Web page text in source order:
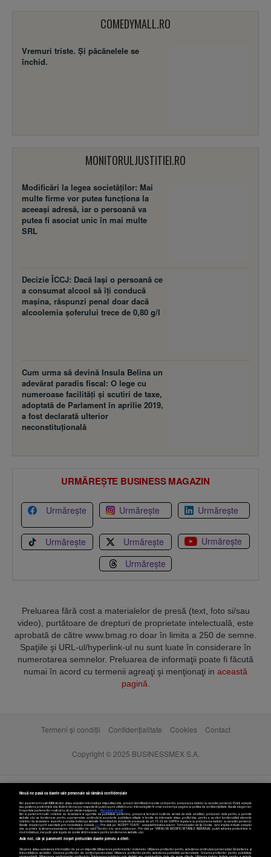
COMEDYMALL.RO
Vremuri triste. Şi păcănelele se
închid.
MONITORULJUSTITIEI.RO
Modificări la legea societăţilor: Mai
multe firme vor putea funcţiona la
aceeaşi adresă, iar o persoană va
putea fi asociat unic în mai multe
SRL
Decizie ÎCCJ: Dacă laşi o persoană ce
a consumat alcool să îţi conducă
maşina, răspunzi penal doar dacă
alcoolemia şoferului trece de 0,80 g/l
Cum urma să devină Insula Belina un
adevărat paradis fiscal: O lege cu
numeroase facilităţi şi scutiri de taxe,
adoptată de Parlament în aprilie 2019,
a fost declarată ulterior
neconstituţională
URMĂREȘTE BUSINESS MAGAZIN
Urmărește Urmărește Urmărește
Urmărește Urmărește
Urmărește
Urmărește
Preluarea fără cost a materialelor de presă (text, foto si/sau
video), purtătoare de drepturi de proprietate intelectuală, este
aprobată de către www.bmag.ro doar în limita a 250 de semne.
Spaţiile şi URL-ul/hyperlink-ul nu sunt luate în considerare în
numerotarea semnelor. Preluarea de informaţii poate fi făcută
numai în acord cu termenii agreaţi şi menţionaţi in această
pagină.
Termeni și condiții Confidențialitate Cookies Contact
Copyright © 2025 BUSINESSMEX S.A.
Nouă ne pasă ca datele tale personale să rămână confidențiale
Noi și partenerii noștri589stocăm și/sau accesăm informații pe dispozitivul dvs., precum identificatorii cookie unici pentru prelucrarea datelor cu caracter personal. Puteți accepta
sau gestiona preferințele dvs. făcând clic mai jos, respectiv vă puteți opune utilizării unui interes legitim în orice moment pe pagina cu politica de confidențialitate. Aceste alegeri vor
fi raportate partenerilor noștri și nu vă vor afecta navigarea.
Mai multe detalii
Noi si partenerii nostri (retelele de socializare si agentiile de publicitate partenere, precum si furnizorii nostri de servicii de date analitice) prelucram date pentru a permite
website-ului sa functioneze, pentru a personaliza continutul si anunturile publicitare afisate in functie de interesele si/sau profilul dvs., pentru a va oferi functionalitati aferente
retelelor de socializare si pentru a analiza traficul pe website. Beneficiati de drepturile prevazute de art. 15-22 din GDPR in legatura cu prelucrarea datelor cu caracter personal.
Aceste drepturi pot fi exercitate prin modalitatea indicataaici. Prin click pe “ACCEPT TOATE”, acceptati folosirea tuturor Tehnologiilor de tip Cookie, care implica inclusiv acceptul
dvs. cu privire la stocarea/accesarea informatiilor de catre Vendor-ii cu care colaboram. Prin click pe “VREAU SA MODIFIC SETARILE INDIVIDUAL” puteti schimba preferintele in
mod individual, mai putin cele legate de cookie strict necesare pentru functionarea website-ului.
Atât noi, cât și partenerii noștri prelucrăm datele pentru a oferi:
Stocarea și/sau accesarea informațiilor de pe un dispozitiv. Măsurarea performanței reclamelor. Utilizarea profilurilor pentru selectarea conținutului personalizat. Dezvoltarea și
îmbunătățirea serviciilor. Crearea profilurilor de conținut personalizat. Utilizarea profilurilor pentru selectarea publicității personalizate. Crearea profilurilor pentru publicitate